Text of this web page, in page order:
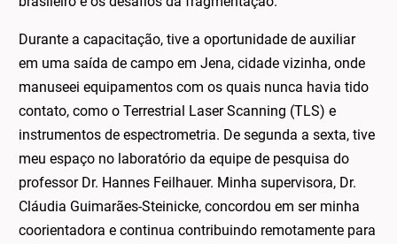
Durante a capacitação, tive a oportunidade de auxiliar
em uma saída de campo em Jena, cidade vizinha, onde
manuseei equipamentos com os quais nunca havia tido
contato, como o Terrestrial Laser Scanning (TLS) e
instrumentos de espectrometria. De segunda a sexta, tive
meu espaço no laboratório da equipe de pesquisa do
professor Dr. Hannes Feilhauer. Minha supervisora, Dr.
Cláudia Guimarães-Steinicke, concordou em ser minha
coorientadora e continua contribuindo remotamente para